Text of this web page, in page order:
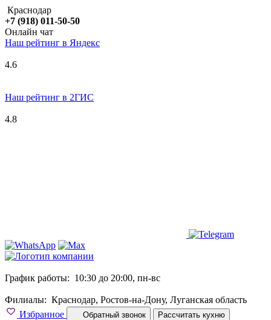
Краснодар
+7 (918) 011-50-50
Онлайн чат
Наш рейтинг в Яндекс
4.6
Наш рейтинг в 2ГИС
4.8
График работы: 10:30 до 20:00, пн-вс
Филиалы: Краснодар, Ростов-на-Дону, Луганская область
Избранное
Обратный звонок Рассчитать кухню